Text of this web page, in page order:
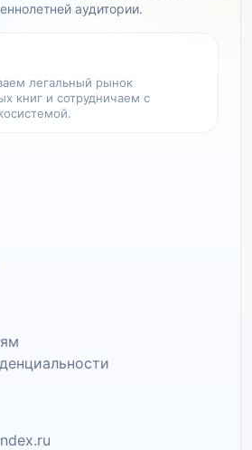
аудитории.
легальный рынок
книг и сотрудничаем с